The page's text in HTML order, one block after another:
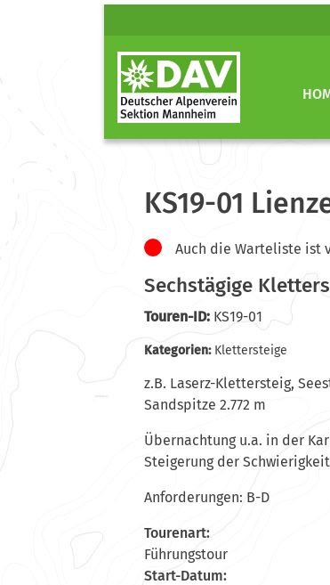
KS19-01
Auch die Warteliste ist
Sechstägige
Touren-ID: KS19-01
Kategorien: Klettersteige
z.B. Laserz-Klettersteig,
Sandspitze 2.772 m
Übernachtung u.a. in der
Steigerung der
Anforderungen: B-D
Tourenart:
Führungstour
Start-Datum: